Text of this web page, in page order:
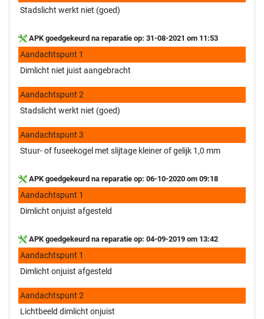
Stadslicht werkt niet (goed)
APK goedgekeurd na reparatie op: 31-08-2021 om 11:53
Aandachtspunt 1
Dimlicht niet juist aangebracht
Aandachtspunt 2
Stadslicht werkt niet (goed)
Aandachtspunt 3
Stuur- of fuseekogel met slijtage kleiner of gelijk 1,0 mm
APK goedgekeurd na reparatie op: 06-10-2020 om 09:18
Aandachtspunt 1
Dimlicht onjuist afgesteld
APK goedgekeurd na reparatie op: 04-09-2019 om 13:42
Aandachtspunt 1
Dimlicht onjuist afgesteld
Aandachtspunt 2
Lichtbeeld dimlicht onjuist